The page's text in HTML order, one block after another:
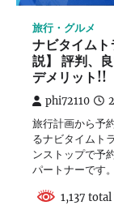
旅行・グルメ
ナビタイム
説】 評判、
デメリット!!
phi72110
旅行計画から予
るナビタイムト
ンストップで予
パートナーです。
1,137